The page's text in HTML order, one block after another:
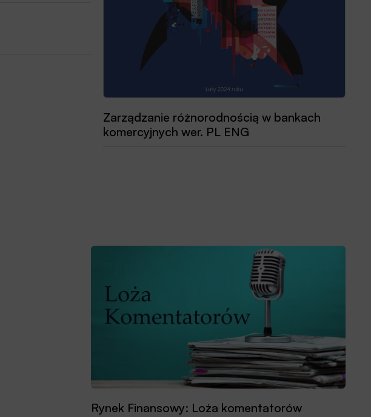
Przewodnik dobrych praktyk 2025
Rynek Finansowy: Loża komentatorów